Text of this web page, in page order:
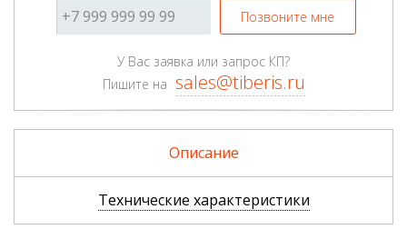
Позвоните мне
У Вас заявка или запрос КП?
Пишите на sales@tiberis.ru
Описание
Технические характеристики